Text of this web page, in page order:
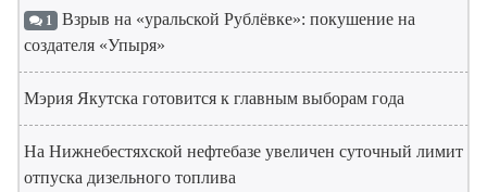
1 Взрыв на «уральской Рублёвке»: покушение на
создателя «Упыря»
Мэрия Якутска готовится к главным выборам года
На Нижнебестяхской нефтебазе увеличен суточный лимит
отпуска дизельного топлива